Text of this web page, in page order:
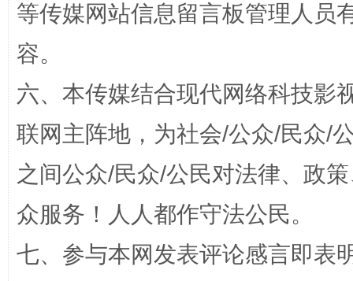
网上购药对药下症？
等传媒网站信息留言板管理人员
容。
六、本传媒结合现代网络科技影
联网主阵地，为社会/公众/民众/
之间公众/民众/公民对法律、政
众服务！人人都作守法公民。
七、参与本网发表评论感言即表